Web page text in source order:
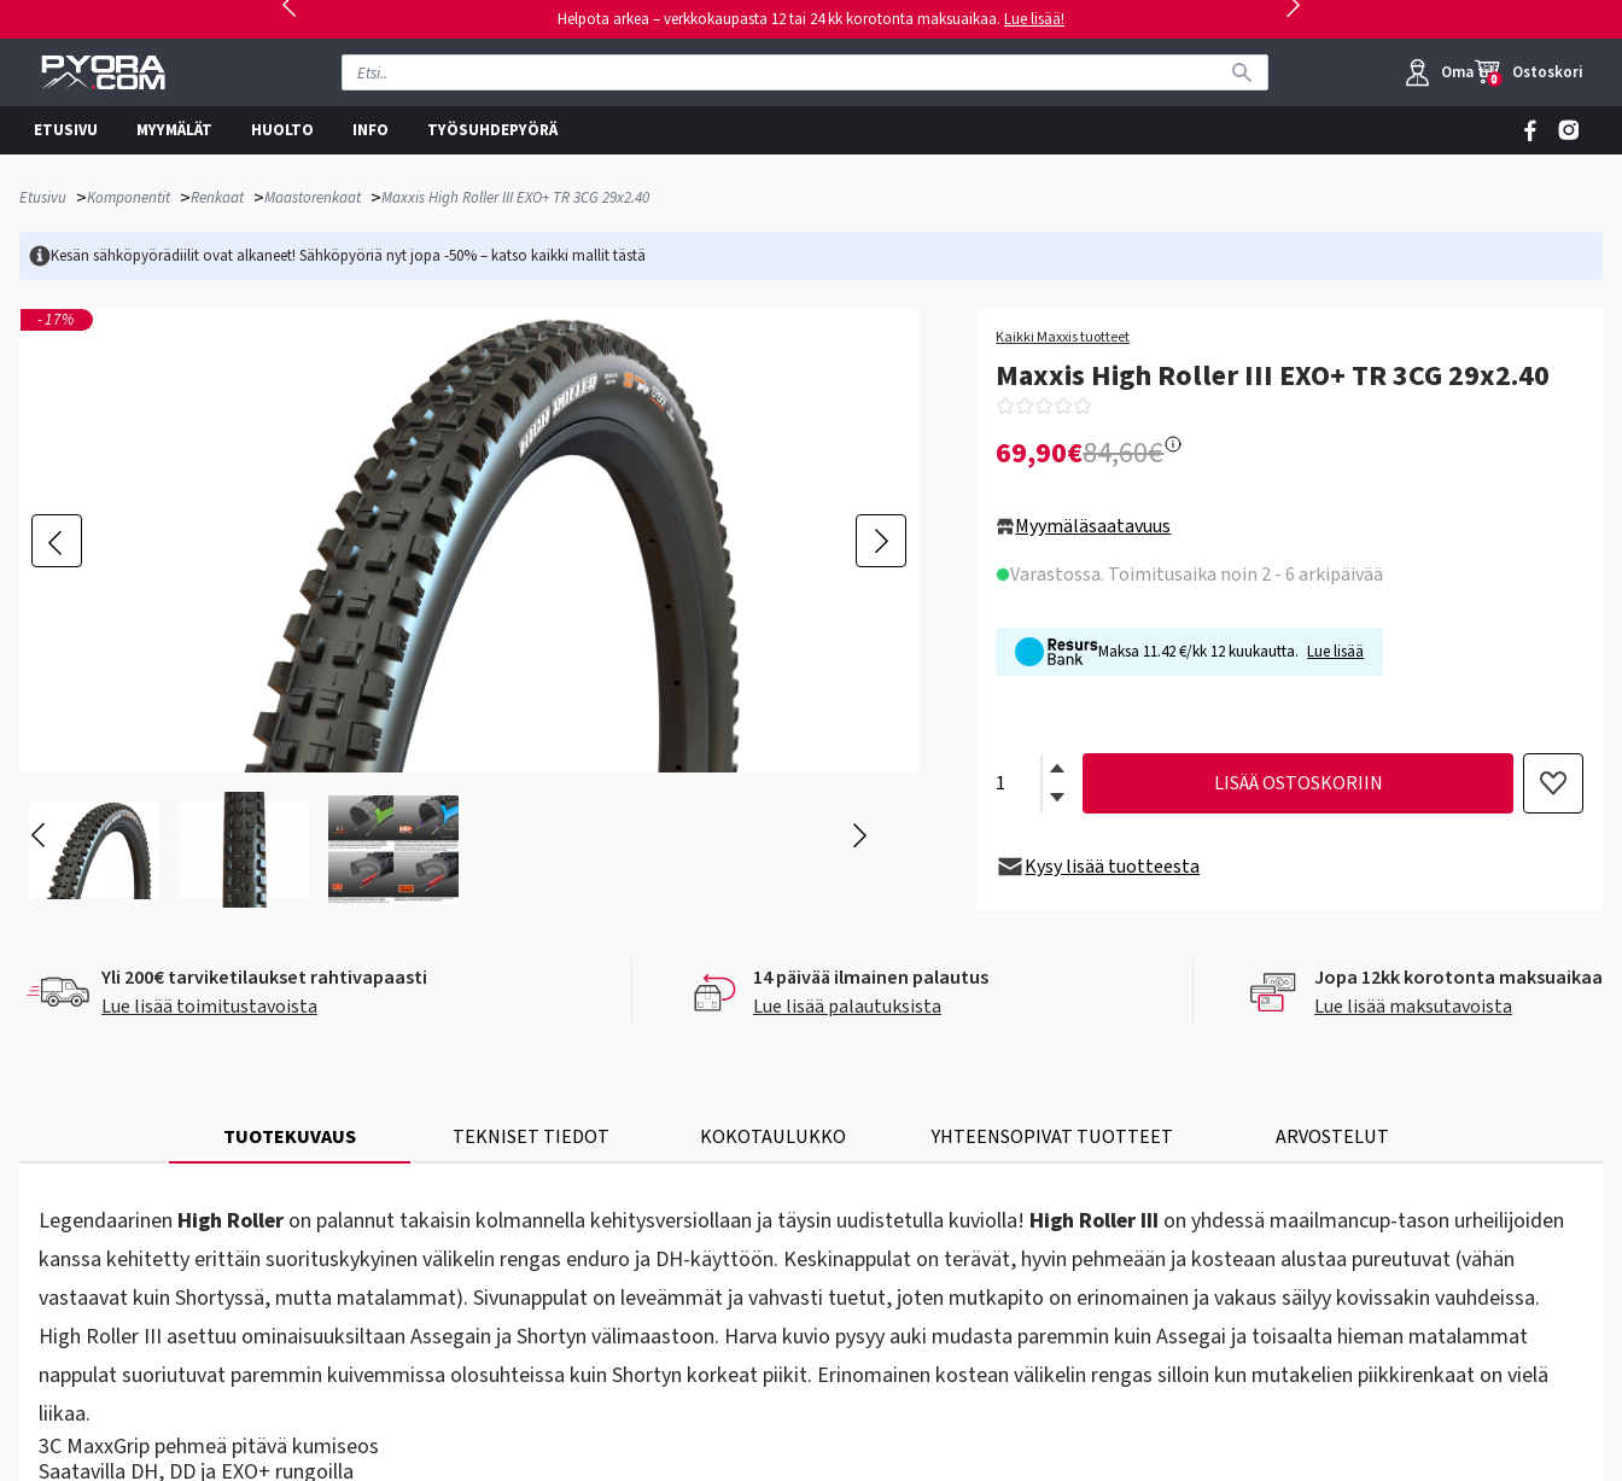
Helpota arkea – verkkokaupasta 12 tai 24 kk korotonta maksuaikaa. Lue lisää!
Oma tili
0 Ostoskori
ETUSIVU MYYMÄLÄT HUOLTO INFO TYÖSUHDEPYÖRÄ
Etusivu >Komponentit >Renkaat >Maastorenkaat >Maxxis High Roller III EXO+ TR 3CG 29x2.40
Kesän sähköpyörädiilit ovat alkaneet! Sähköpyöriä nyt jopa -50% – katso kaikki mallittästä
-17%
Kaikki Maxxis tuotteet
Maxxis High Roller III EXO+ TR 3CG 29x2.40
69,90€84,60€
Myymäläsaatavuus
Varastossa. Toimitusaika noin 2 - 6 arkipäivää
Maksa 11.42 €/kk 12 kuukautta. Lue lisää
LISÄÄ OSTOSKORIIN
Kysy lisää tuotteesta
Yli 200€ tarviketilaukset rahtivapaasti
Lue lisää toimitustavoista
14 päivää ilmainen palautus
Lue lisää palautuksista
Jopa 12kk korotonta maksuaikaa
Lue lisää maksutavoista
TUOTEKUVAUS TEKNISET TIEDOT KOKOTAULUKKO YHTEENSOPIVAT TUOTTEET ARVOSTELUT
Legendaarinen High Rolleron palannut takaisin kolmannella kehitysversiollaan ja täysin uudistetulla kuviolla! High Roller III on yhdessä maailmancup-tason urheilijoiden
kanssa kehitetty erittäin suorituskykyinen välikelin rengas enduro ja DH-käyttöön. Keskinappulat on terävät, hyvin pehmeään ja kosteaan alustaa pureutuvat (vähän
vastaavat kuin Shortyssä, mutta matalammat). Sivunappulat on leveämmät ja vahvasti tuetut, joten mutkapito on erinomainen ja vakaus säilyy kovissakin vauhdeissa.
High Roller III asettuu ominaisuuksiltaan Assegain ja Shortyn välimaastoon. Harva kuvio pysyy auki mudasta paremmin kuin Assegai ja toisaalta hieman matalammat
nappulat suoriutuvat paremmin kuivemmissa olosuhteissa kuin Shortyn korkeat piikit. Erinomainen kostean välikelin rengas silloin kun mutakelien piikkirenkaat on vielä
liikaa.
3C MaxxGrip pehmeä pitävä kumiseos
Saatavilla DH, DD ja EXO+ rungoilla